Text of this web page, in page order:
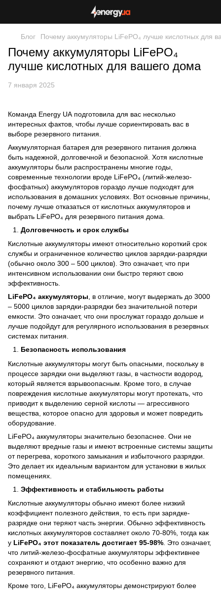
Блог Почему аккумуляторы LiFePO₄ лучше кислотных для
Почему аккумуляторы LiFePO₄
лучше кислотных для вашего дома
7 января 2025
Команда Energy UA подготовила для вас несколько
интересных фактов, чтобы лучше сориентировать вас в
выборе резервного питания.
Аккумуляторная батарея для резервного питания должна
быть надежной, долговечной и безопасной. Хотя кислотные
аккумуляторы были распространены многие годы,
современные технологии вроде LiFePO₄ (литий-железо-
фосфатных) аккумуляторов гораздо лучше подходят для
использования в домашних условиях. Вот основные причины,
почему лучше отказаться от кислотных аккумуляторов и
выбрать LiFePO₄ для резервного питания дома.
Долговечность и срок службы
Кислотные аккумуляторы имеют относительно короткий срок
службы и ограниченное количество циклов зарядки-разрядки
(обычно около 300 – 500 циклов). Это означает, что при
интенсивном использовании они быстро теряют свою
эффективность.
LiFePO₄ аккумуляторы, в отличие, могут выдержать до 3000
– 5000 циклов зарядки-разрядки без значительной потери
емкости. Это означает, что они прослужат гораздо дольше и
лучше подойдут для регулярного использования в резервных
системах питания.
Безопасность использования
Кислотные аккумуляторы могут быть опасными, поскольку в
процессе зарядки они выделяют газы, в частности водород,
который является взрывоопасным. Кроме того, в случае
повреждения кислотные аккумуляторы могут протекать, что
приводит к выделению серной кислоты — агрессивного
вещества, которое опасно для здоровья и может повредить
оборудование.
LiFePO₄ аккумуляторы значительно безопаснее. Они не
выделяют вредные газы и имеют встроенные системы защиты
от перегрева, короткого замыкания и избыточного разрядки.
Это делает их идеальным вариантом для установки в жилых
помещениях.
Эффективность и стабильность работы
Кислотные аккумуляторы обычно имеют более низкий
коэффициент полезного действия, то есть при зарядке-
разрядке они теряют часть энергии. Обычно эффективность
кислотных аккумуляторов составляет около 70-80%, тогда как
у LiFePO₄ этот показатель достигает 95-98% . Это означает,
что литий-железо-фосфатные аккумуляторы эффективнее
сохраняют и отдают энергию, что особенно важно для
резервного питания.
Кроме того, LiFePO₄ аккумуляторы демонстрируют более